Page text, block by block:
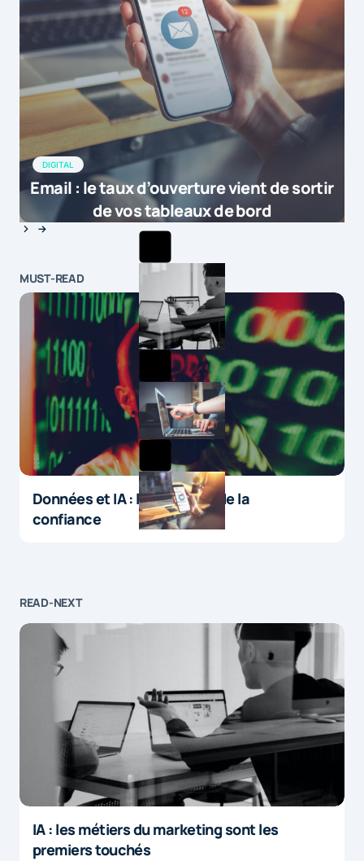
DIGITAL
Email : le taux d’ouverture vient de sortir
de vos tableaux de bord
MUST-READ
Données et IA : le paradoxe de la
confiance
READ-NEXT
IA : les métiers du marketing sont les
premiers touchés